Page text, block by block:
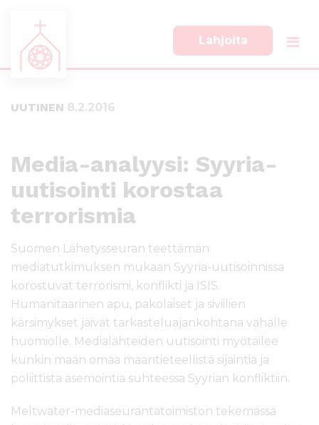
Lahjoita
UUTINEN 8.2.2016
Media-analyysi: Syyria-
uutisointi korostaa
terrorismia
Suomen Lähetysseuran teettämän
mediatutkimuksen mukaan Syyria-uutisoinnissa
korostuvat terrorismi, konflikti ja ISIS.
Humanitaarinen apu, pakolaiset ja siviilien
kärsimykset jäivät tarkasteluajankohtana vähälle
huomiolle. Medialähteiden uutisointi myötäilee
kunkin maan omaa maantieteellistä sijaintia ja
poliittista asemointia suhteessa Syyrian konfliktiin.
Meltwater-mediaseurantatoimiston tekemässä